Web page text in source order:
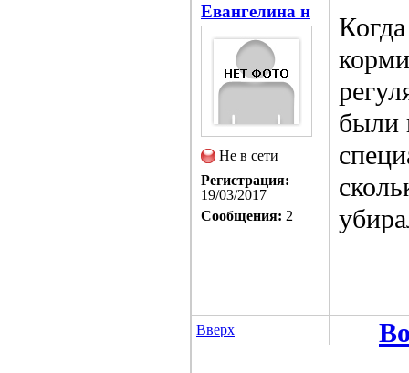
Евангелина н
Не в сети
Регистрация:
19/03/2017
Сообщения: 2
были
Вверх